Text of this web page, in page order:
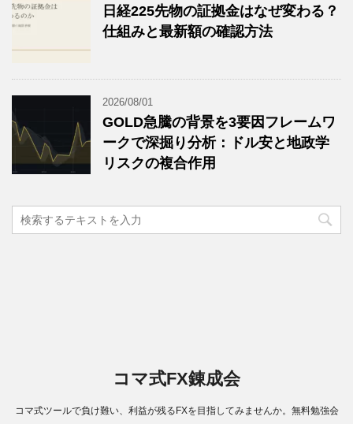
日経225先物の証拠金はなぜ変わる？
仕組みと最新額の確認方法
2026/08/01
GOLD急騰の背景を3要因フレームワ
ークで深掘り分析：ドル安と地政学
リスクの複合作用
コマ式FX錬成会
コマ式ツールで負け難い、利益が残るFXを目指してみませんか。無料勉強会